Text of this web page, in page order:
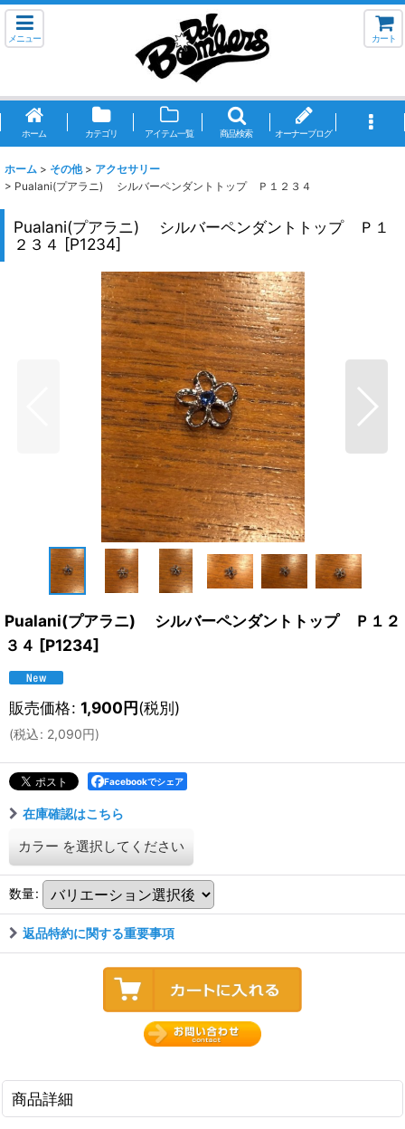
メニュー カート
ホーム カテゴリ アイテム一覧 商品検索 オーナーブログ
ホーム > その他 > アクセサリー
> Pualani(プアラニ) シルバーペンダントトップ Ｐ１２３４
Pualani(プアラニ) シルバーペンダントトップ Ｐ１
２３４ [P1234]
Pualani(プアラニ) シルバーペンダントトップ Ｐ１２
３４ [P1234]
販売価格: 1,900円(税別)
(税込: 2,090円)
Facebookでシェア
在庫確認はこちら
カラー を選択してください
数量:
返品特約に関する重要事項
商品詳細